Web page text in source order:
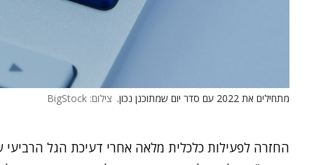
מתחילים את 2022 עם סדר יום שמתוכנן נכון. צילום: BigStock
החזרה לפעילות כלכלית מלאה אחרי דעיכת הגל